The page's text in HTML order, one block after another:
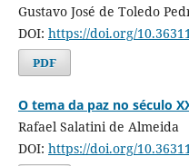
Gustavo José de Toledo
DOI: https://doi.org/
PDF
O tema da paz no século
Rafael Salatini de Almeida
DOI: https://doi.org/